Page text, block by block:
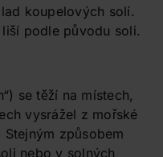
koupelových solí.
podle původu soli.
se těží na místech,
vysrážel z mořské
způsobem
nebo v solných